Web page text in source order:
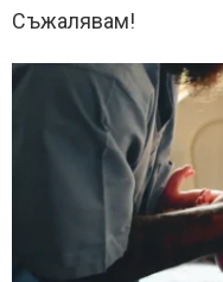
Съжалявам!